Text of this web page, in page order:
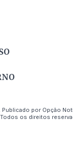
por Opção
os direitos